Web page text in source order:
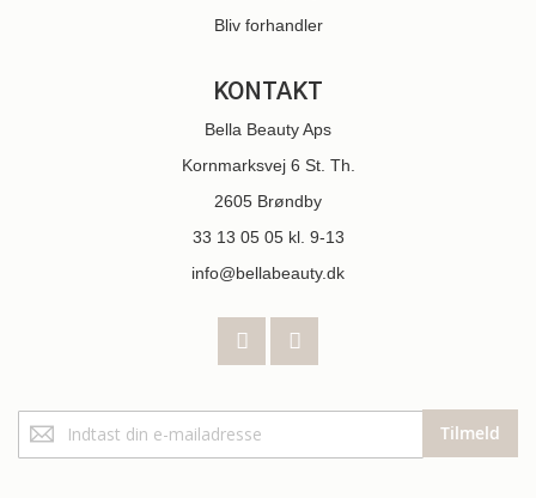
Bliv forhandler
KONTAKT
Bella Beauty Aps
Kornmarksvej 6 St. Th.
2605 Brøndby
33 13 05 05kl. 9-13
info@bellabeauty.dk
Tilmeld
dig
Tilmeld